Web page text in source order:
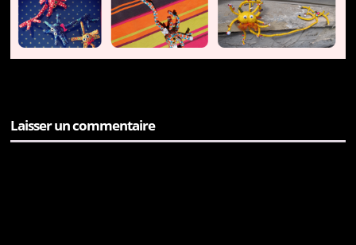
Laisser un commentaire